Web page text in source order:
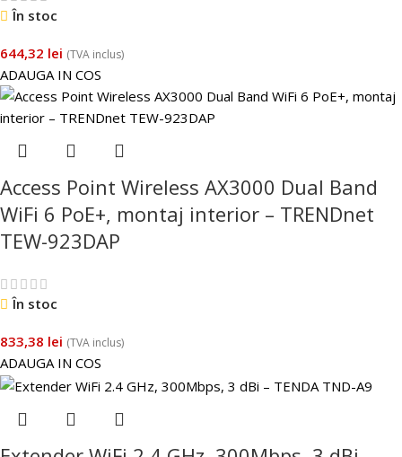
În stoc
644,32 lei (TVA inclus)
ADAUGA IN COS
Access Point Wireless AX3000 Dual Band
WiFi 6 PoE+, montaj interior – TRENDnet
TEW-923DAP
În stoc
833,38 lei (TVA inclus)
ADAUGA IN COS